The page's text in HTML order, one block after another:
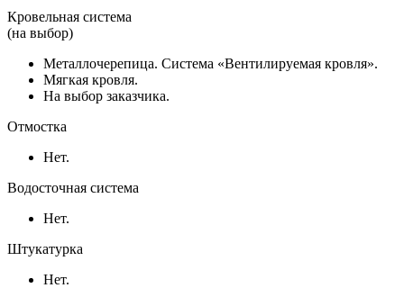
Кровельная система
(на выбор)
Металлочерепица. Система «Вентилируемая кровля».
Мягкая кровля.
На выбор заказчика.
Отмостка
Нет.
Водосточная система
Нет.
Штукатурка
Нет.